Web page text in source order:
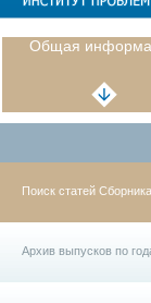
Общая
Поиск статей Сборника
Архив выпусков по